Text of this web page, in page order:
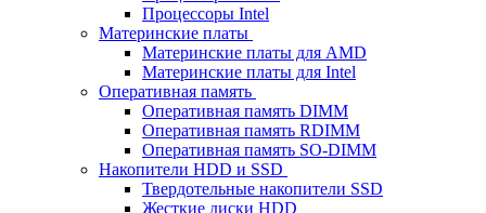
Процессоры Intel
Материнские платы
Материнские платы для AMD
Материнские платы для Intel
Оперативная память
Оперативная память DIMM
Оперативная память RDIMM
Оперативная память SO-DIMM
Накопители HDD и SSD
Твердотельные накопители SSD
Жесткие диски HDD